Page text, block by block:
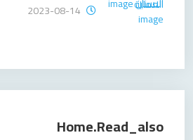
2023-08-14
Home.read_also